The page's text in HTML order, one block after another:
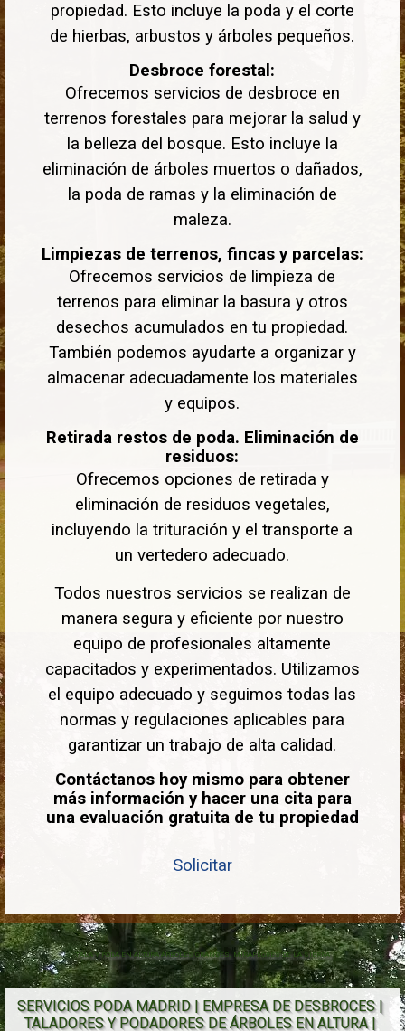
propiedad. Esto incluye la poda y el corte
de hierbas, arbustos y árboles pequeños.
Desbroce forestal:
Ofrecemos servicios de desbroce en
terrenos forestales para mejorar la salud y
la belleza del bosque. Esto incluye la
eliminación de árboles muertos o dañados,
la poda de ramas y la eliminación de
maleza.
Limpiezas de terrenos, fincas y parcelas:
Ofrecemos servicios de limpieza de
terrenos para eliminar la basura y otros
desechos acumulados en tu propiedad.
También podemos ayudarte a organizar y
almacenar adecuadamente los materiales
y equipos.
Retirada restos de poda. Eliminación de
residuos:
Ofrecemos opciones de retirada y
eliminación de residuos vegetales,
incluyendo la trituración y el transporte a
un vertedero adecuado.
Todos nuestros servicios se realizan de
manera segura y eficiente por nuestro
equipo de profesionales altamente
capacitados y experimentados. Utilizamos
el equipo adecuado y seguimos todas las
normas y regulaciones aplicables para
garantizar un trabajo de alta calidad.
Contáctanos hoy mismo para obtener
más información y hacer una cita para
una evaluación gratuita de tu propiedad
Solicitar
TALA Y PODA EN ALTURA ÁRBOLES GRANDES, MIRAFLORES DE LA SIERRA
SERVICIOS PODA MADRID | EMPRESA DE DESBROCES |
TALADORES Y PODADORES DE ÁRBOLES EN ALTURA |